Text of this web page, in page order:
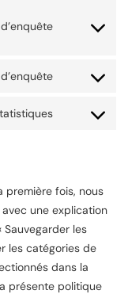
première fois, nous
une explication
Sauvegarder les
les catégories de
dans la
présente politique